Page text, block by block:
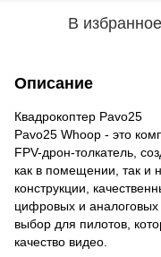
В избранное
Описание
Квадрокоптер Pavo25
Pavo25 Whoop - это
FPV-дрон-толкатель,
как в помещении, так и
конструкции,
цифровых и аналоговых
выбор для пилотов,
качество видео.